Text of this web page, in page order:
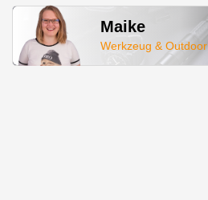
Maike
Werkzeug & Outdoor